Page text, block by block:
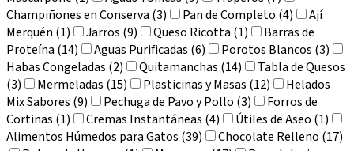
Champiñones en Conserva (3)
Pan de Completo (4)
Ají
Merquén (1)
Jarros (9) Queso Ricotta (1)
Barras de
Proteína (14)
Aguas Purificadas (6)
Porotos Blancos (3)
Habas Congeladas (2)
Quitamanchas (14)
Tabla de Quesos
(3)
Mermeladas (15) Plasticinas y Masas (12)
Helados
Mix Sabores (9)
Pechuga de Pavo y Pollo (3)
Forros de
Cortinas (1)
Cremas Instantáneas (4)
Útiles de Aseo (1)
Alimentos Húmedos para Gatos (39)
Chocolate Relleno (17)